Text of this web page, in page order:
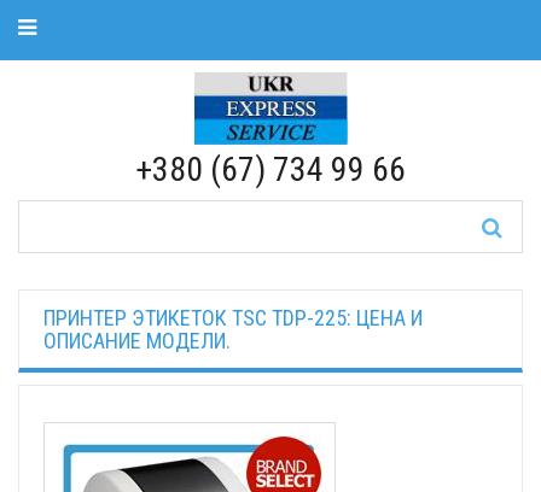
Toggle Navigation
+380 (67) 734 99 66
ПРИНТЕР ЭТИКЕТОК TSC TDP-225: ЦЕНА И
ОПИСАНИЕ МОДЕЛИ.